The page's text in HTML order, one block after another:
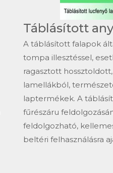
Táblásított
A táblásított falapok
tompa illesztéssel,
ragasztott
lamellákból,
laptermékek. A
fűrészáru
feldolgozható,
beltéri felhasználásra